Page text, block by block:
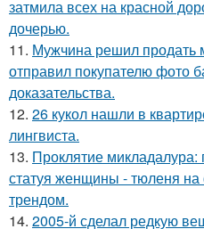
затмила всех на красной
дочерью.
11. Мужчина решил продать
отправил покупателю фото
доказательства.
12. 26 кукол нашли в
лингвиста.
13. Проклятие
статуя женщины - тюленя
трендом.
14. 2005-й сделал редкую